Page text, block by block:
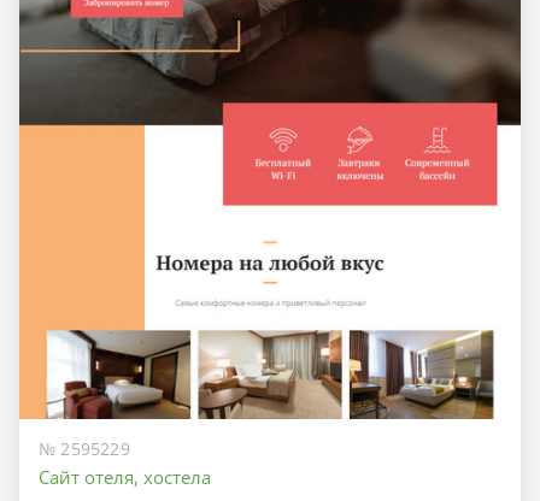
№ 2595229
Сайт отеля, хостела